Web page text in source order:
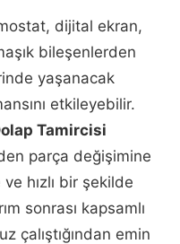
dijital ekran,
bileşenlerden
yaşanacak
etkileyebilir.
Tamircisi
parça değişimine
hızlı bir şekilde
sonrası kapsamlı
çalıştığından emin